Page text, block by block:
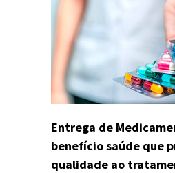
Entrega de
benefício saúde que
qualidade ao